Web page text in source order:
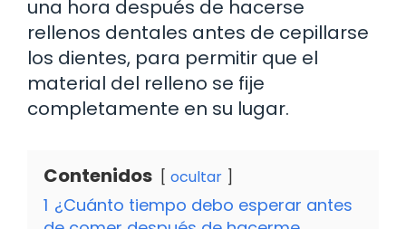
una hora después de hacerse
rellenos dentales antes de cepillarse
los dientes, para permitir que el
material del relleno se fije
completamente en su lugar.
Contenidos ocultar
1 ¿Cuánto tiempo debo esperar antes